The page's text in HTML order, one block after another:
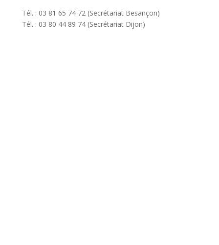
Tél. : 03 81 65 74 72 (Secrétariat Besançon)
Tél. : 03 80 44 89 74 (Secrétariat Dijon)